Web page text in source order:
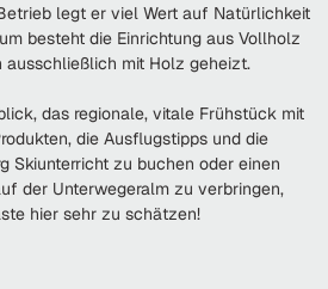
legt er viel Wert auf Natürlichkeit
besteht die Einrichtung aus Vollholz
ausschließlich mit Holz geheizt.
das regionale, vitale Frühstück mit
die Ausflugstipps und die
Skiunterricht zu buchen oder einen
der Unterwegeralm zu verbringen,
hier sehr zu schätzen!